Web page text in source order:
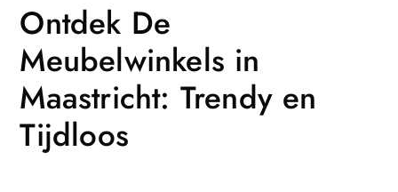
Ontdek De
Meubelwinkels in
Maastricht: Trendy en
Tijdloos